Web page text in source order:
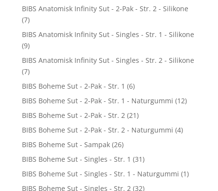
BIBS Anatomisk Infinity Sut - 2-Pak - Str. 2 - Silikone
(7)
BIBS Anatomisk Infinity Sut - Singles - Str. 1 - Silikone
(9)
BIBS Anatomisk Infinity Sut - Singles - Str. 2 - Silikone
(7)
BIBS Boheme Sut - 2-Pak - Str. 1 (6)
BIBS Boheme Sut - 2-Pak - Str. 1 - Naturgummi (12)
BIBS Boheme Sut - 2-Pak - Str. 2 (21)
BIBS Boheme Sut - 2-Pak - Str. 2 - Naturgummi (4)
BIBS Boheme Sut - Sampak (26)
BIBS Boheme Sut - Singles - Str. 1 (31)
BIBS Boheme Sut - Singles - Str. 1 - Naturgummi (1)
BIBS Boheme Sut - Singles - Str. 2 (32)